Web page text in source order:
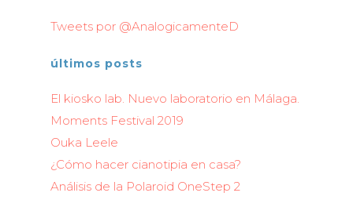
Tweets por @AnalogicamenteD
últimos posts
El kiosko lab. Nuevo laboratorio en Málaga.
Moments Festival 2019
Ouka Leele
¿Cómo hacer cianotipia en casa?
Análisis de la Polaroid OneStep 2